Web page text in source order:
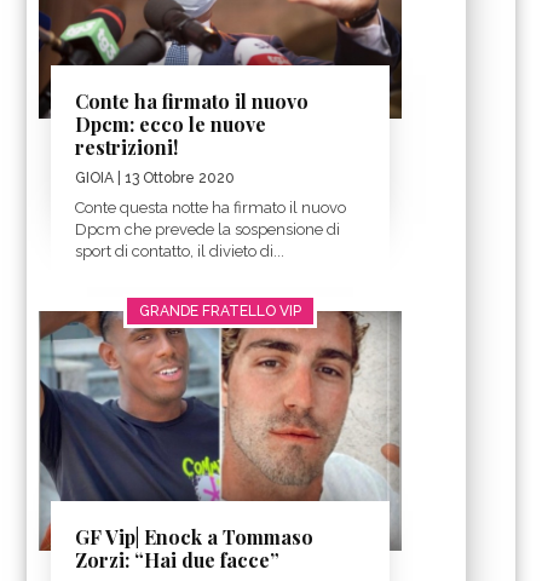
Conte ha firmato il nuovo
Dpcm: ecco le nuove
restrizioni!
GIOIA | 13 Ottobre 2020
Conte questa notte ha firmato il nuovo
Dpcm che prevede la sospensione di
sport di contatto, il divieto di...
GRANDE FRATELLO VIP
GF Vip| Enock a Tommaso
Zorzi: “Hai due facce”